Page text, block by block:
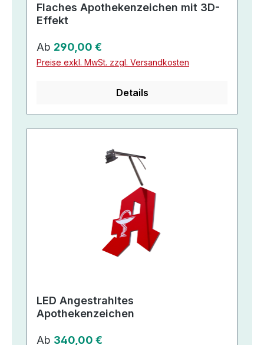
Flaches Apothekenzeichen mit 3D-
Effekt
Regulärer Preis:
Ab 290,00 €
Preise exkl. MwSt. zzgl. Versandkosten
Details
LED Angestrahltes
Apothekenzeichen
Regulärer Preis:
Ab 340,00 €